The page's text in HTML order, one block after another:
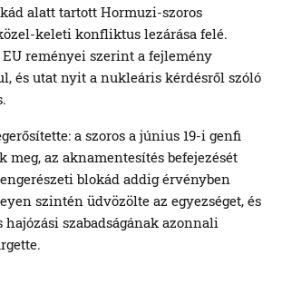
alatt tartott Hormuzi-szoros
keleti konfliktus lezárása felé.
reményei szerint a fejlemény
és utat nyit a nukleáris kérdésről szóló
a szoros a június 19-i genfi
az aknamentesítés befejezését
blokád addig érvényben
szintén üdvözölte az egyezséget, és
szabadságának azonnali